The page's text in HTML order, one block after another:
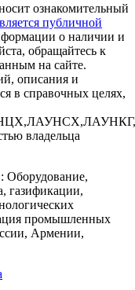
ознакомительный
публичной
о наличии и
обращайтесь к
на сайте.
описания и
в справочных целях,
владельца
Оборудование,
газификации,
промышленных
Армении,